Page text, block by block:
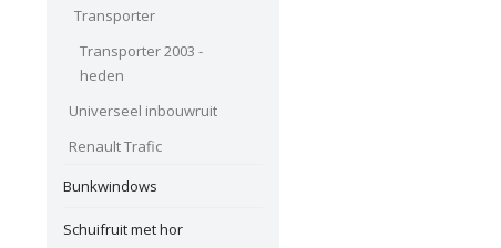
Transporter
Transporter 2003 -
heden
Universeel inbouwruit
Renault Trafic
Bunkwindows
Schuifruit met hor